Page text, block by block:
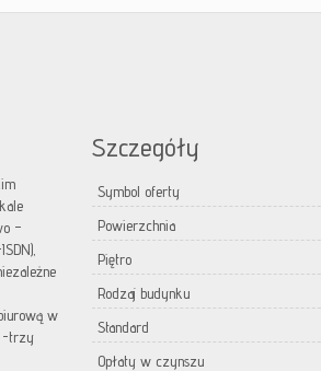
–
w
-trzy
Szczegóły
Symbol oferty
Powierzchnia
Piętro
Rodzaj budynku
Standard
Opłaty w czynszu